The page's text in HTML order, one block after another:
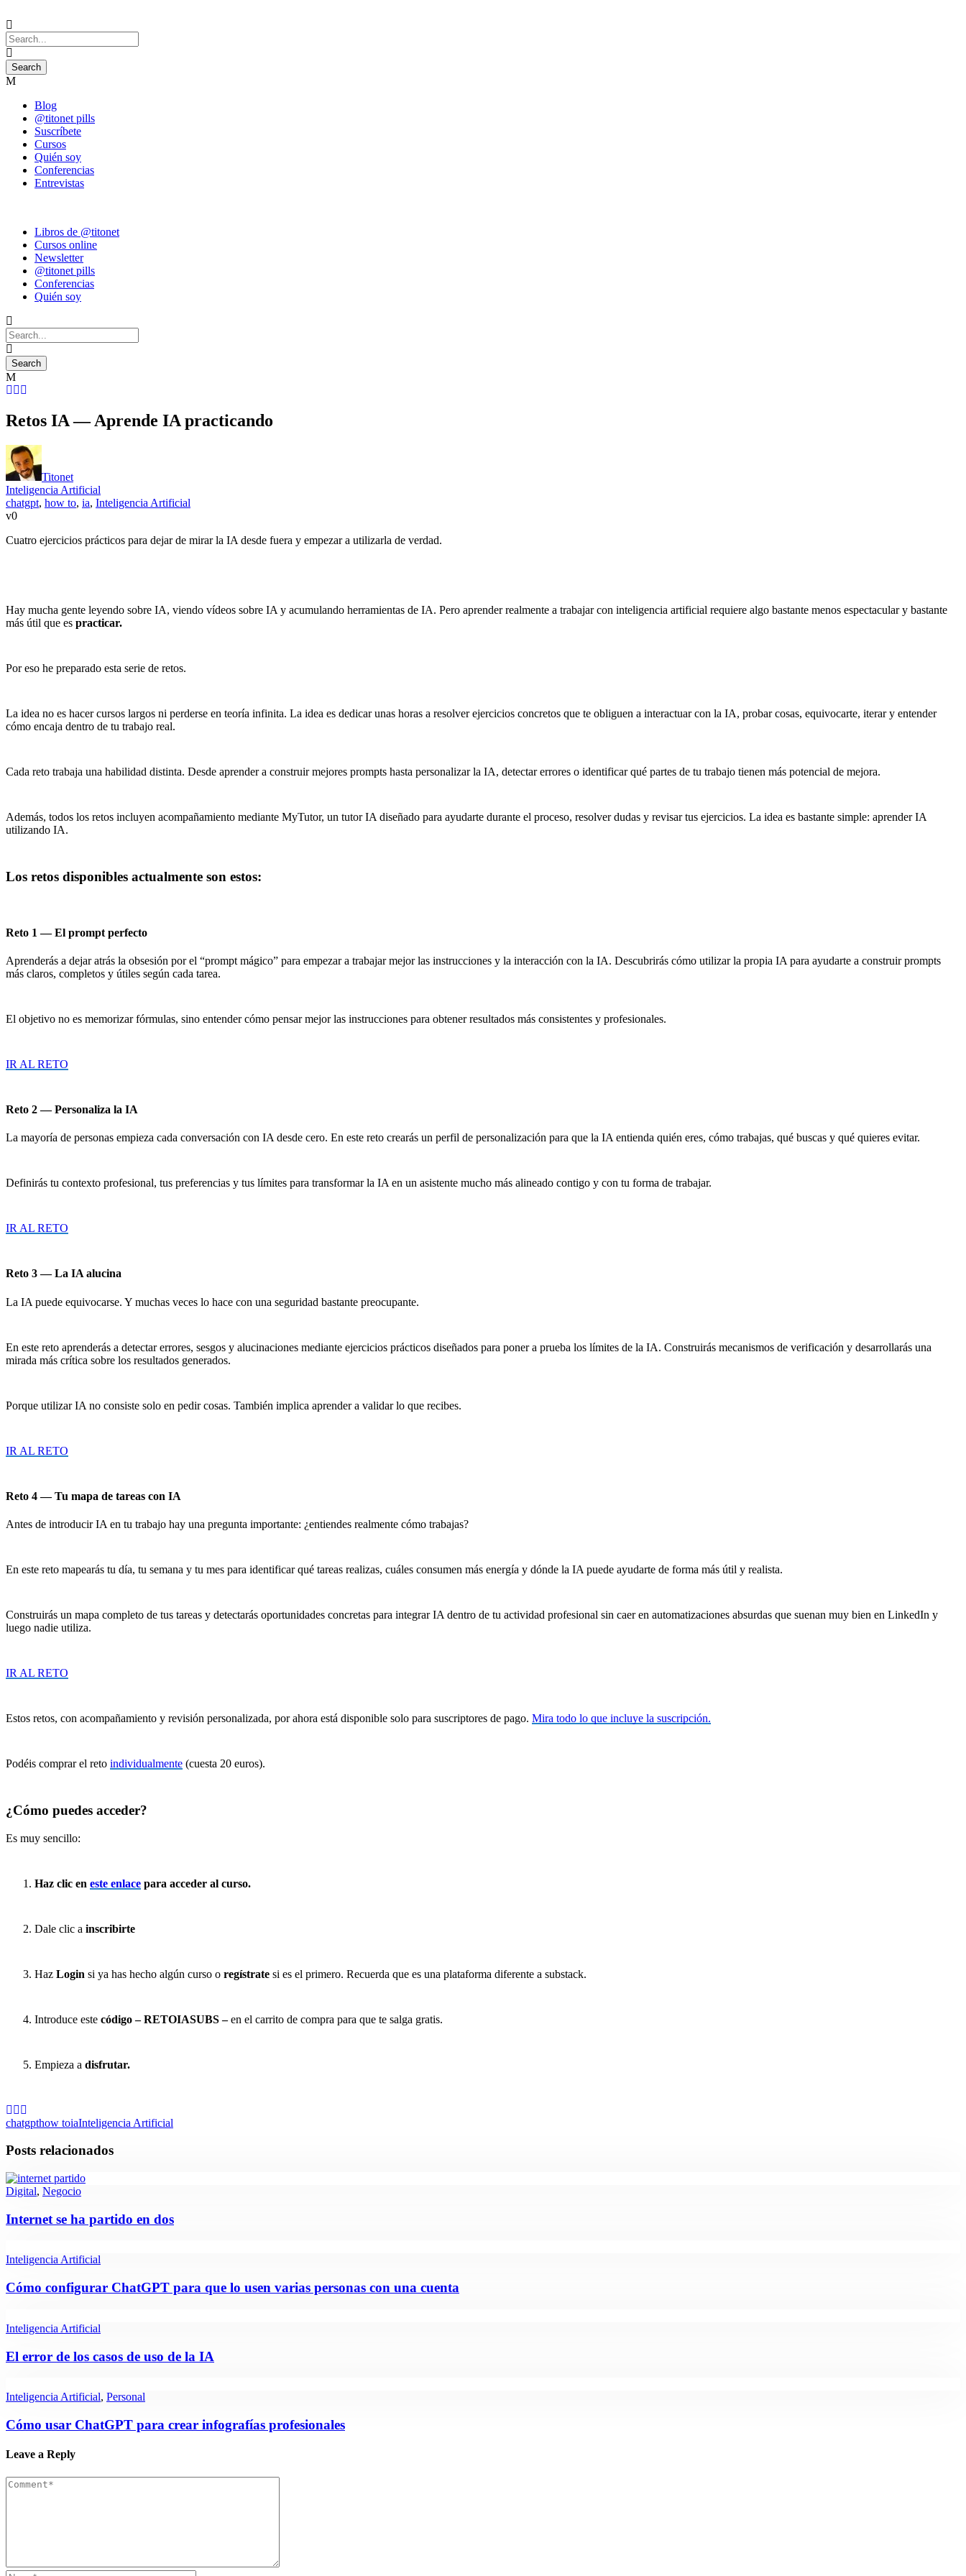
Blog
@titonet pills
Suscríbete
Cursos
Quién soy
Conferencias
Entrevistas
Libros de @titonet
Cursos online
Newsletter
@titonet pills
Conferencias
Quién soy
Retos IA — Aprende IA practicando
Titonet
Inteligencia Artificial
chatgpt, how to, ia, Inteligencia Artificial
0
Cuatro ejercicios prácticos para dejar de mirar la IA desde fuera y empezar a utilizarla de verdad.
Hay mucha gente leyendo sobre IA, viendo vídeos sobre IA y acumulando herramientas de IA. Pero aprender realmente a trabajar con inteligencia artificial requiere algo bastante menos espectacular y bastante
más útil que es practicar.
Por eso he preparado esta serie de retos.
La idea no es hacer cursos largos ni perderse en teoría infinita. La idea es dedicar unas horas a resolver ejercicios concretos que te obliguen a interactuar con la IA, probar cosas, equivocarte, iterar y entender
cómo encaja dentro de tu trabajo real.
Cada reto trabaja una habilidad distinta. Desde aprender a construir mejores prompts hasta personalizar la IA, detectar errores o identificar qué partes de tu trabajo tienen más potencial de mejora.
Además, todos los retos incluyen acompañamiento mediante MyTutor, un tutor IA diseñado para ayudarte durante el proceso, resolver dudas y revisar tus ejercicios. La idea es bastante simple: aprender IA
utilizando IA.
Los retos disponibles actualmente son estos:
Reto 1 — El prompt perfecto
Aprenderás a dejar atrás la obsesión por el “prompt mágico” para empezar a trabajar mejor las instrucciones y la interacción con la IA. Descubrirás cómo utilizar la propia IA para ayudarte a construir prompts
más claros, completos y útiles según cada tarea.
El objetivo no es memorizar fórmulas, sino entender cómo pensar mejor las instrucciones para obtener resultados más consistentes y profesionales.
IR AL RETO
Reto 2 — Personaliza la IA
La mayoría de personas empieza cada conversación con IA desde cero. En este reto crearás un perfil de personalización para que la IA entienda quién eres, cómo trabajas, qué buscas y qué quieres evitar.
Definirás tu contexto profesional, tus preferencias y tus límites para transformar la IA en un asistente mucho más alineado contigo y con tu forma de trabajar.
IR AL RETO
Reto 3 — La IA alucina
La IA puede equivocarse. Y muchas veces lo hace con una seguridad bastante preocupante.
En este reto aprenderás a detectar errores, sesgos y alucinaciones mediante ejercicios prácticos diseñados para poner a prueba los límites de la IA. Construirás mecanismos de verificación y desarrollarás una
mirada más crítica sobre los resultados generados.
Porque utilizar IA no consiste solo en pedir cosas. También implica aprender a validar lo que recibes.
IR AL RETO
Reto 4 — Tu mapa de tareas con IA
Antes de introducir IA en tu trabajo hay una pregunta importante: ¿entiendes realmente cómo trabajas?
En este reto mapearás tu día, tu semana y tu mes para identificar qué tareas realizas, cuáles consumen más energía y dónde la IA puede ayudarte de forma más útil y realista.
Construirás un mapa completo de tus tareas y detectarás oportunidades concretas para integrar IA dentro de tu actividad profesional sin caer en automatizaciones absurdas que suenan muy bien en LinkedIn y
luego nadie utiliza.
IR AL RETO
Estos retos, con acompañamiento y revisión personalizada, por ahora está disponible solo para suscriptores de pago. Mira todo lo que incluye la suscripción.
Podéis comprar el reto individualmente (cuesta 20 euros).
¿Cómo puedes acceder?
Es muy sencillo:
Haz clic en este enlace para acceder al curso.
Dale clic a inscribirte
Haz Login si ya has hecho algún curso o regístrate si es el primero. Recuerda que es una plataforma diferente a substack.
Introduce este código – RETOIASUBS –en el carrito de compra para que te salga gratis.
Empieza a disfrutar.
chatgpthow toiaInteligencia Artificial
Posts relacionados
Digital, Negocio
Internet se ha partido en dos
Inteligencia Artificial
Cómo configurar ChatGPT para que lo usen varias personas con una cuenta
Inteligencia Artificial
El error de los casos de uso de la IA
Inteligencia Artificial, Personal
Cómo usar ChatGPT para crear infografías profesionales
Leave a Reply